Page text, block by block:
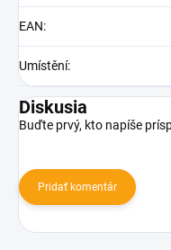
EAN:
Umístění:
Diskusia
Buďte prvý, kto napíše
Pridať komentár